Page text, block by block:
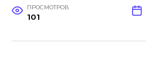
ПРОСМОТРОВ
101